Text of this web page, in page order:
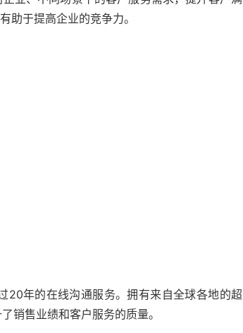
助于提高企业的竞争力。
年的在线沟通服务。拥有来自全球各地的超
销售业绩和客户服务的质量。